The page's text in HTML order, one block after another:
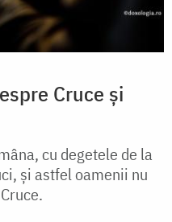
Cruce și
cu degetele de la
și astfel oamenii nu